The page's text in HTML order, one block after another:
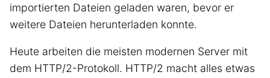
importierten Dateien geladen waren, bevor er
weitere Dateien herunterladen konnte.
Heute arbeiten die meisten modernen Server mit
dem HTTP/2-Protokoll. HTTP/2 macht alles etwas